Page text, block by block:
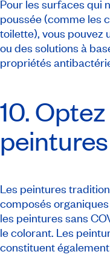
Pour les surfaces qui
poussée (comme les
toilette), vous pouvez
ou des solutions à
propriétés
10.
Les peintures
composés
les peintures sans
le colorant. Les
constituent